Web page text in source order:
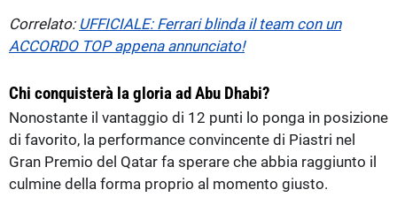
Correlato: UFFICIALE: Ferrari blinda il team con un
ACCORDO TOP appena annunciato!
Chi conquisterà la gloria ad Abu Dhabi?
Nonostante il vantaggio di 12 punti lo ponga in posizione
di favorito, la performance convincente di Piastri nel
Gran Premio del Qatar fa sperare che abbia raggiunto il
culmine della forma proprio al momento giusto.